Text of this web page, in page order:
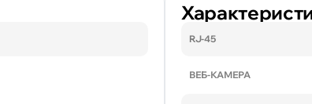
RJ-45
ВЕБ-КАМЕРА